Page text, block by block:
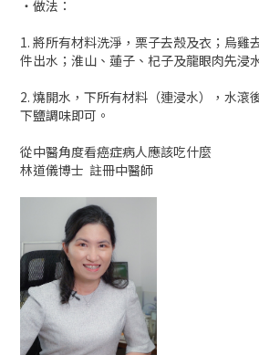
・做法：
1. 將所有材料洗淨，栗子去殼及衣；烏雞
件出水；淮山、蓮子、杞子及龍眼肉先浸
2. 燒開水，下所有材料（連浸水），水滾
下鹽調味即可。
從中醫角度看癌症病人應該吃什麼
林道儀博士 註冊中醫師